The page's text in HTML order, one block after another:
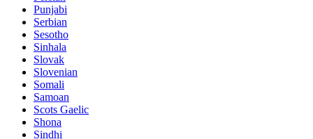
Punjabi
Serbian
Sesotho
Sinhala
Slovak
Slovenian
Somali
Samoan
Scots Gaelic
Shona
Sindhi